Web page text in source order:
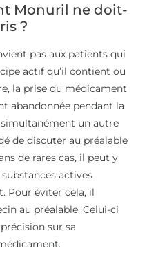
Monuril ne doit-
?
pas aux patients qui
actif qu’il contient ou
la prise du médicament
abandonnée pendant la
un autre
de discuter au préalable
de rares cas, il peut y
actives
Pour éviter cela, il
au préalable. Celui-ci
sur sa